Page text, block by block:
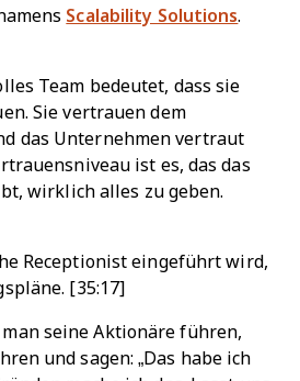
Scalability Solutions.
Team bedeutet, dass sie
Sie vertrauen dem
das Unternehmen vertraut
ist es, das das
wirklich alles zu geben.
Receptionist eingeführt wird,
[35:17]
man seine Aktionäre führen,
und sagen: „Das habe ich